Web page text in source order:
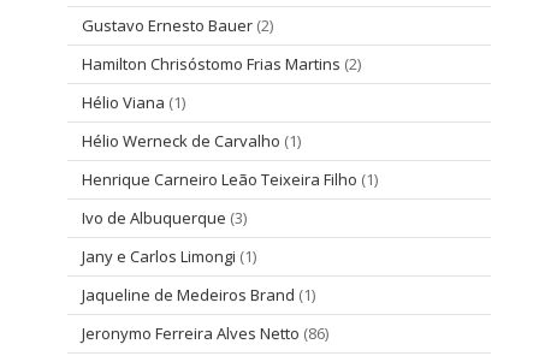
Gustavo Ernesto Bauer (2)
Hamilton Chrisóstomo Frias Martins (2)
Hélio Viana (1)
Hélio Werneck de Carvalho (1)
Henrique Carneiro Leão Teixeira Filho (1)
Ivo de Albuquerque (3)
Jany e Carlos Limongi (1)
Jaqueline de Medeiros Brand (1)
Jeronymo Ferreira Alves Netto (86)